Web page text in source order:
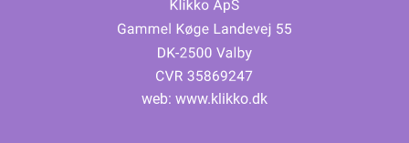
web: www.klikko.dk